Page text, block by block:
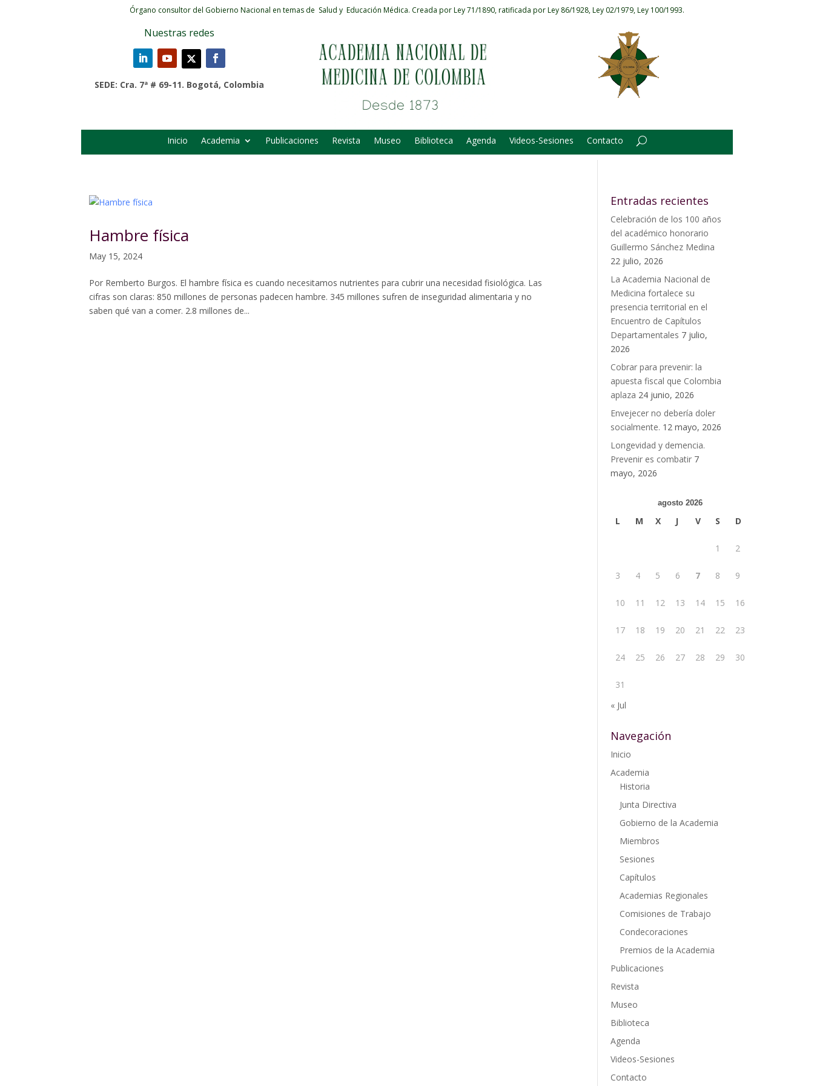
Órgano consultor del Gobierno Nacional en temas de Salud y Educación Médica. Creada por Ley 71/1890, ratificada por Ley 86/1928, Ley 02/1979, Ley 100/1993.
Nuestras redes
SEDE: Cra. 7ª # 69-11. Bogotá, Colombia
Inicio Academia Publicaciones Revista Museo Biblioteca Agenda Videos-Sesiones Contacto
Hambre física
May 15, 2024
Por Remberto Burgos. El hambre física es cuando necesitamos nutrientes para cubrir una necesidad fisiológica. Las
cifras son claras: 850 millones de personas padecen hambre. 345 millones sufren de inseguridad alimentaria y no
saben qué van a comer. 2.8 millones de...
Entradas recientes
Celebración de los 100 años
del académico honorario
Guillermo Sánchez Medina
22 julio, 2026
La Academia Nacional de
Medicina fortalece su
presencia territorial en el
Encuentro de Capítulos
Departamentales 7 julio,
2026
Cobrar para prevenir: la
apuesta fiscal que Colombia
aplaza 24 junio, 2026
Envejecer no debería doler
socialmente. 12 mayo, 2026
Longevidad y demencia.
Prevenir es combatir 7
mayo, 2026
agosto 2026
L M X J V S D
1 2
3 4 5 6 7 8 9
10 11 12 13 14 15 16
17 18 19 20 21 22 23
24 25 26 27 28 29 30
31
« Jul
Navegación
Inicio
Academia
Historia
Junta Directiva
Gobierno de la Academia
Miembros
Sesiones
Capítulos
Academias Regionales
Comisiones de Trabajo
Condecoraciones
Premios de la Academia
Publicaciones
Revista
Museo
Biblioteca
Agenda
Videos-Sesiones
Contacto